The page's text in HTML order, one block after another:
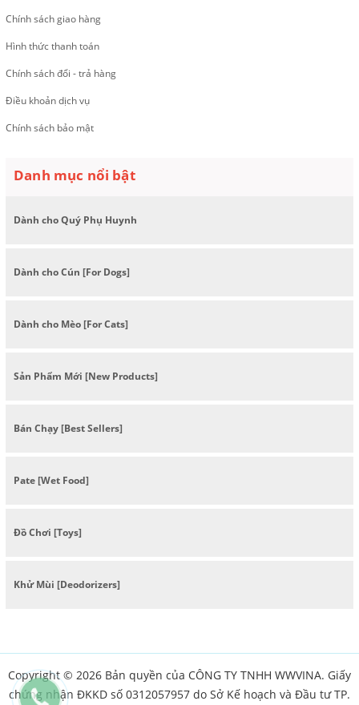
Chính sách giao hàng
Hình thức thanh toán
Chính sách đổi - trả hàng
Điều khoản dịch vụ
Chính sách bảo mật
Danh mục nổi bật
Dành cho Quý Phụ Huynh
Dành cho Cún [For Dogs]
Dành cho Mèo [For Cats]
Sản Phẩm Mới [New Products]
Bán Chạy [Best Sellers]
Pate [Wet Food]
Đồ Chơi [Toys]
Khử Mùi [Deodorizers]
Copyright © 2026 Bản quyền của CÔNG TY TNHH WWVINA. Giấy
chứng nhận ĐKKD số 0312057957 do Sở Kế hoạch và Đầu tư TP.